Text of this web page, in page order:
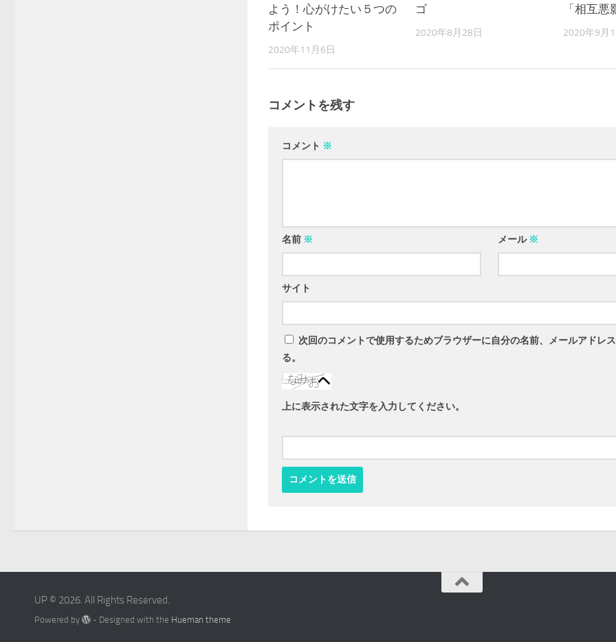
よう！心がけたい５つの
ポイント
2020年11月6日
ゴ
2020年8月28日
「相互悪
2020年9月
コメントを残す
コメント ※
名前 ※ メール ※
サイト
次回のコメントで使用するためブラウザーに自分の名前、メールアドレ
る。
上に表示された文字を入力してください。
UP © 2026. All Rights Reserved.
Powered by - Designed with the Hueman theme